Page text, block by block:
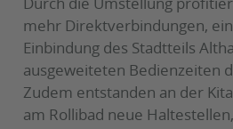
mehr Direktverbindungen,
Einbindung des Stadtteils
ausgeweiteten Bedienzeiten
Zudem entstanden an der
am Rollibad neue